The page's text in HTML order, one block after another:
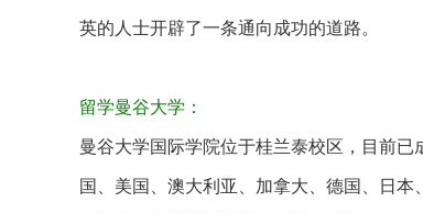
英的人士开辟了一条通向成功的道路。
留学曼谷大学：
曼谷大学国际学院位于桂兰泰校区，目前
国、美国、澳大利亚、加拿大、德国、日